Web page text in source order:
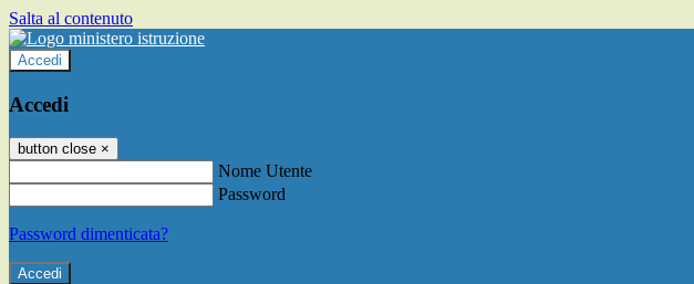
Salta al contenuto
Accedi
Accedi
button close ×
Nome Utente
Password
Password dimenticata?